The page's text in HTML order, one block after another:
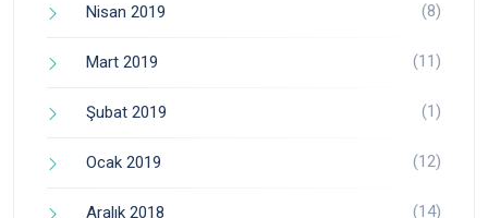
Nisan 2019 (8)
Mart 2019 (11)
Şubat 2019 (1)
Ocak 2019 (12)
Aralık 2018 (14)